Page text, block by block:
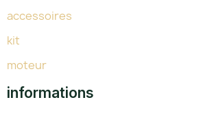
accessoires
kit
moteur
informations